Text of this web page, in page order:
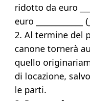
ridotto da euro
euro ____________
2. Al termine del
canone tornerà
quello
di locazione,
le parti.